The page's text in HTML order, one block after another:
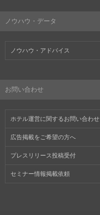
ノウハウ・データ
ノウハウ・アドバイス
お問い合わせ
ホテル運営に関するお問い合わせ
広告掲載をご希望の方へ
プレスリリース投稿受付
セミナー情報掲載依頼